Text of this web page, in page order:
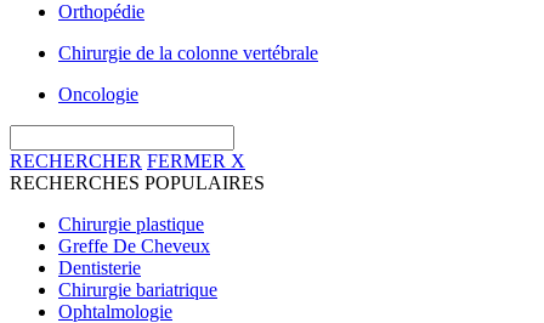
Orthopédie
Chirurgie de la colonne vertébrale
Oncologie
RECHERCHER FERMER X
RECHERCHES POPULAIRES
Chirurgie plastique
Greffe De Cheveux
Dentisterie
Chirurgie bariatrique
Ophtalmologie